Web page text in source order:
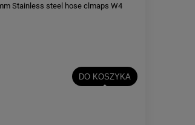
Stainless steel hose clmaps W4
DO KOSZYKA